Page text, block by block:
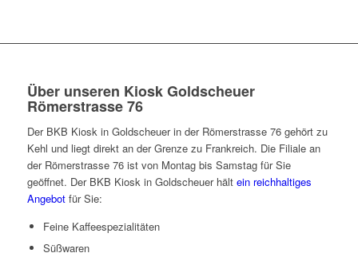
Über unseren Kiosk Goldscheuer
Römerstrasse 76
Der BKB Kiosk in Goldscheuer in der Römerstrasse 76 gehört zu
Kehl und liegt direkt an der Grenze zu Frankreich. Die Filiale an
der Römerstrasse 76 ist von Montag bis Samstag für Sie
geöffnet. Der BKB Kiosk in Goldscheuer hält ein reichhaltiges
Angebotfür Sie:
Feine Kaffeespezialitäten
Süßwaren